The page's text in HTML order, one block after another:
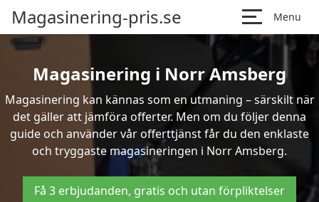
Magasinering-pris.se Menu
Magasinering i Norr Amsberg
Magasinering kan kännas som en utmaning – särskilt när
det gäller att jämföra offerter. Men om du följer denna
guide och använder vår offerttjänst får du den enklaste
och tryggaste magasineringen i Norr Amsberg.
Få 3 erbjudanden, gratis och utan förpliktelser